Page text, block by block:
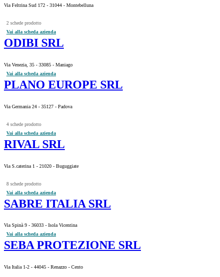
Via Feltrina Sud 172 - 31044 - Montebelluna
2 schede prodotto
Vai alla scheda azienda
ODIBI SRL
Via Venezia, 35 - 33085 - Maniago
Vai alla scheda azienda
PLANO EUROPE SRL
Via Germania 24 - 35127 - Padova
4 schede prodotto
Vai alla scheda azienda
RIVAL SRL
Via S.caterina 1 - 21020 - Buguggiate
8 schede prodotto
Vai alla scheda azienda
SABRE ITALIA SRL
Via Spinà 9 - 36033 - Isola Vicentina
Vai alla scheda azienda
SEBA PROTEZIONE SRL
Via Italia 1-2 - 44045 - Renazzo - Cento